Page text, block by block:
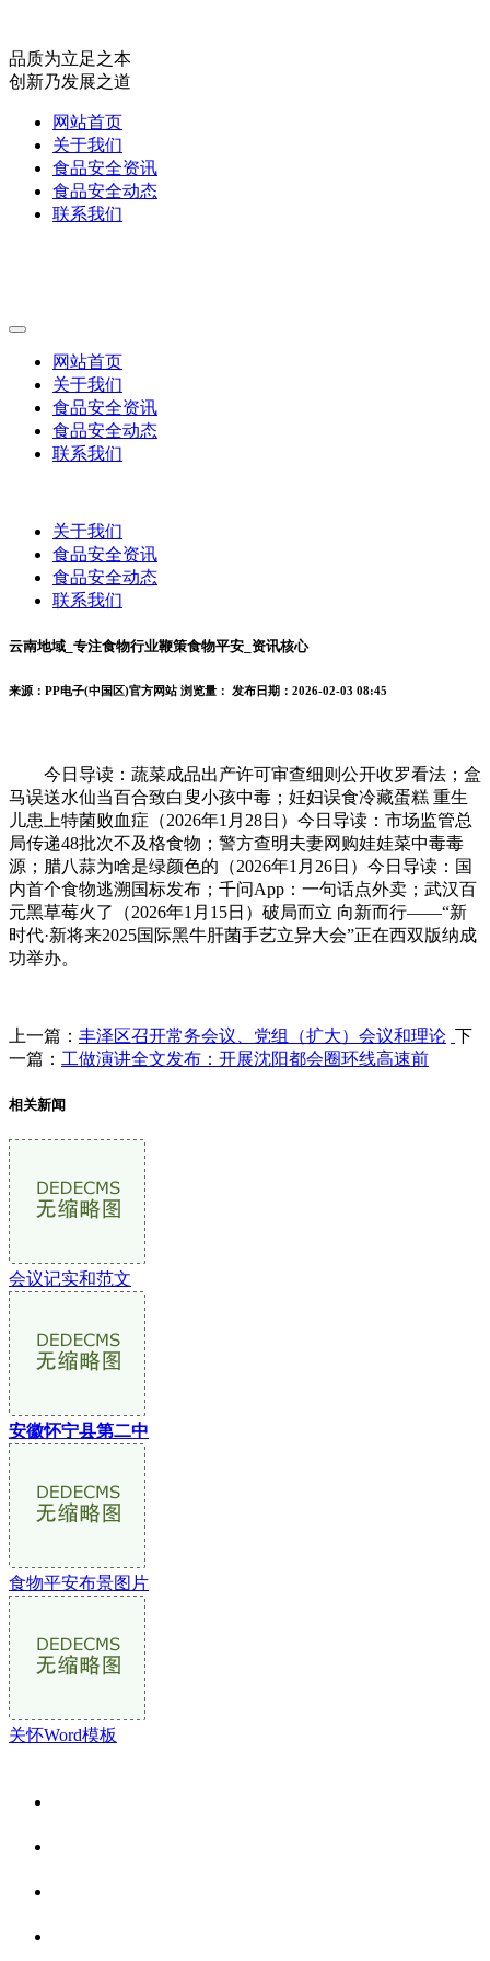
品质为立足之本
创新乃发展之道
网站首页
关于我们
食品安全资讯
食品安全动态
联系我们
网站首页
关于我们
食品安全资讯
食品安全动态
联系我们
关于我们
食品安全资讯
食品安全动态
联系我们
云南地域_专注食物行业鞭策食物平安_资讯核心
来源：PP电子(中国区)官方网站 浏览量： 发布日期：2026-02-03 08:45
今日导读：蔬菜成品出产许可审查细则公开收罗看法；盒
马误送水仙当百合致白叟小孩中毒；妊妇误食冷藏蛋糕 重生
儿患上特菌败血症（2026年1月28日）今日导读：市场监管总
局传递48批次不及格食物；警方查明夫妻网购娃娃菜中毒毒
源；腊八蒜为啥是绿颜色的（2026年1月26日）今日导读：国
内首个食物逃溯国标发布；千问App：一句话点外卖；武汉百
元黑草莓火了（2026年1月15日）破局而立 向新而行——“新
时代·新将来2025国际黑牛肝菌手艺立异大会”正在西双版纳成
功举办。
上一篇： 丰泽区召开常务会议、党组（扩大）会议和理论 下
一篇： 工做演讲全文发布：开展沈阳都会圈环线高速前
相关新闻
会议记实和范文
安徽怀宁县第二中
食物平安布景图片
关怀Word模板